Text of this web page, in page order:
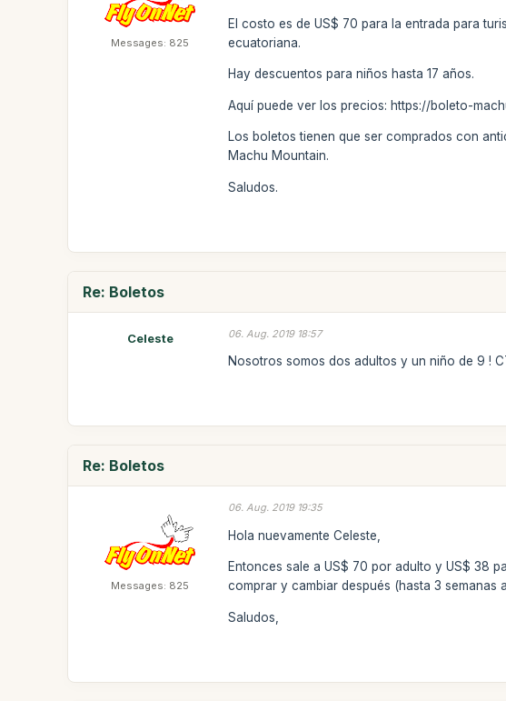
Messages: 825
El costo es de US$ 70 para la entrada para
ecuatoriana.
Hay descuentos para niños hasta 17 años.
Aquí puede ver los precios: https://boleto-
Los boletos tienen que ser comprados con
Machu Mountain.
Saludos.
Re: Boletos
Celeste 06. Aug. 2019 18:57
Nosotros somos dos adultos y un niño de 9 !
Re: Boletos
Messages: 825
06. Aug. 2019 19:35
Hola nuevamente Celeste,
Entonces sale a US$ 70 por adulto y US$ 38
comprar y cambiar después (hasta 3 semanas
Saludos,